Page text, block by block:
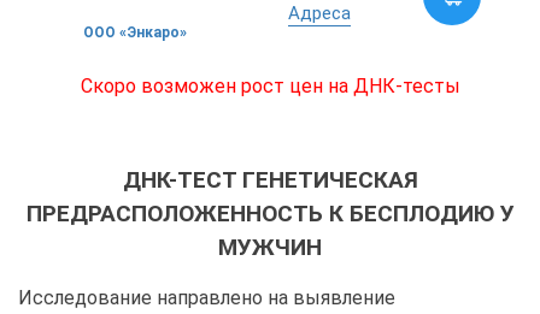
ООО «Энкаро»
Адреса
Скоро возможен рост цен на ДНК-тесты
ДНК-ТЕСТ ГЕНЕТИЧЕСКАЯ
ПРЕДРАСПОЛОЖЕННОСТЬ К БЕСПЛОДИЮ У
МУЖЧИН
Исследование направлено на выявление